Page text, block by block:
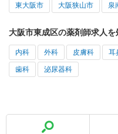
東大阪市 大阪狭山市 泉
大阪市東成区の薬剤師求人
内科 外科 皮膚科 耳
歯科 泌尿器科